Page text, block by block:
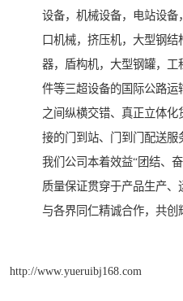
设备，机械设备，电站设
口机械，挤压机，大型钢
器，盾构机，大型钢罐，
件等三超设备的国际公路
之间纵横交错、真正立体
接的门到站、门到门配送服
我们公司本着效益“团结、
质量保证贯穿于产品生产
与各界同仁精诚合作，共创
http://www.yueruibj168.com